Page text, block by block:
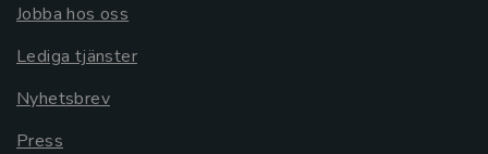
Jobba hos oss
Lediga tjänster
Nyhetsbrev
Press